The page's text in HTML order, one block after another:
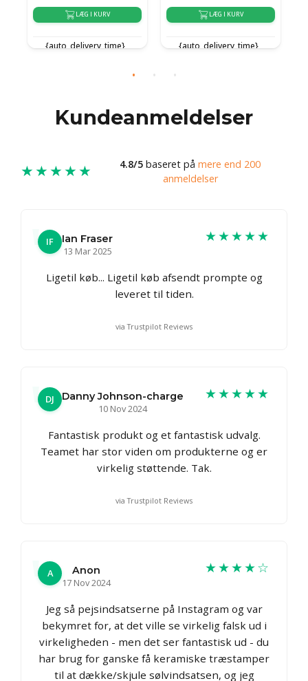
LÆG I KURV
{auto_delivery_time}
LÆG I KURV
{auto_delivery_time}
Kundeanmeldelser
★★★★★ 4.8/5 baseret på mere end 200
anmeldelser
IF
Ian Fraser
13 Mar 2025
★★★★★
Ligetil køb... Ligetil køb afsendt prompte og
leveret til tiden.
via Trustpilot Reviews
DJ
Danny Johnson-charge
10 Nov 2024
★★★★★
Fantastisk produkt og et fantastisk udvalg.
Teamet har stor viden om produkterne og er
virkelig støttende. Tak.
via Trustpilot Reviews
A
Anon
17 Nov 2024
★★★★☆
Jeg så pejsindsatserne på Instagram og var
bekymret for, at det ville se virkelig falsk ud i
virkeligheden - men det ser fantastisk ud - du
har brug for ganske få keramiske træstamper
til at dække/skjule sølvindsatsen, og jeg